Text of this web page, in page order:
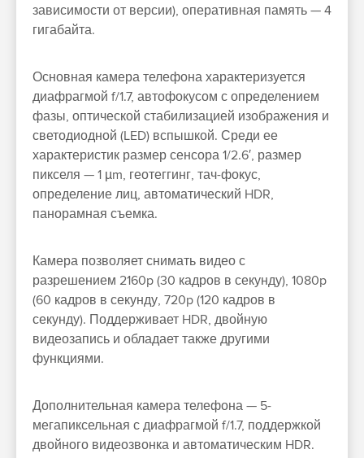
зависимости от версии), оперативная память — 4
гигабайта.
Основная камера телефона характеризуется
диафрагмой f/1.7, автофокусом с определением
фазы, оптической стабилизацией изображения и
светодиодной (LED) вспышкой. Среди ее
характеристик размер сенсора 1/2.6′, размер
пикселя — 1 µm, геотеггинг, тач-фокус,
определение лиц, автоматический HDR,
панорамная съемка.
Камера позволяет снимать видео с
разрешением 2160p (30 кадров в секунду), 1080p
(60 кадров в секунду, 720p (120 кадров в
секунду). Поддерживает HDR, двойную
видеозапись и обладает также другими
функциями.
Дополнительная камера телефона — 5-
мегапиксельная с диафрагмой f/1.7, поддержкой
двойного видеозвонка и автоматическим HDR.